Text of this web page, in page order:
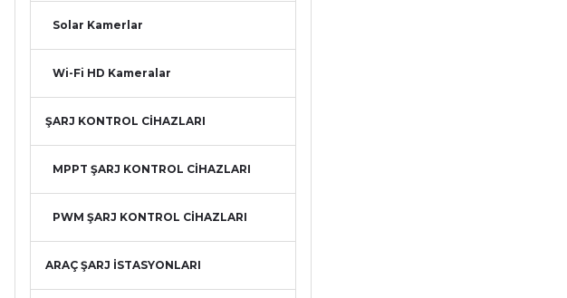
Solar Kamerlar
Wi-Fi HD Kameralar
ŞARJ KONTROL CİHAZLARI
MPPT ŞARJ KONTROL CİHAZLARI
PWM ŞARJ KONTROL CİHAZLARI
ARAÇ ŞARJ İSTASYONLARI